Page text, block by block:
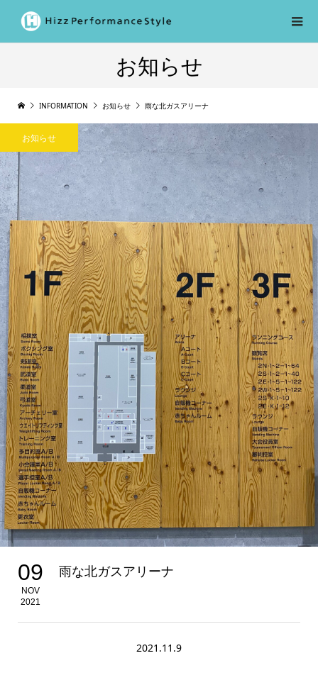
お知らせ
INFORMATION お知らせ 雨な北ガスアリーナ
お知らせ
09
NOV
2021
雨な北ガスアリーナ
2021.11.9